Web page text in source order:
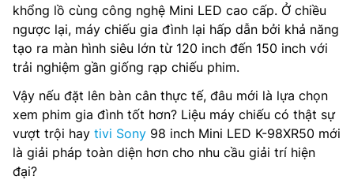
khổng lồ cùng công nghệ Mini LED cao cấp. Ở chiều
ngược lại, máy chiếu gia đình lại hấp dẫn bởi khả năng
tạo ra màn hình siêu lớn từ 120 inch đến 150 inch với
trải nghiệm gần giống rạp chiếu phim.
Vậy nếu đặt lên bàn cân thực tế, đâu mới là lựa chọn
xem phim gia đình tốt hơn? Liệu máy chiếu có thật sự
vượt trội hay tivi Sony 98 inch Mini LED K-98XR50 mới
là giải pháp toàn diện hơn cho nhu cầu giải trí hiện
đại?